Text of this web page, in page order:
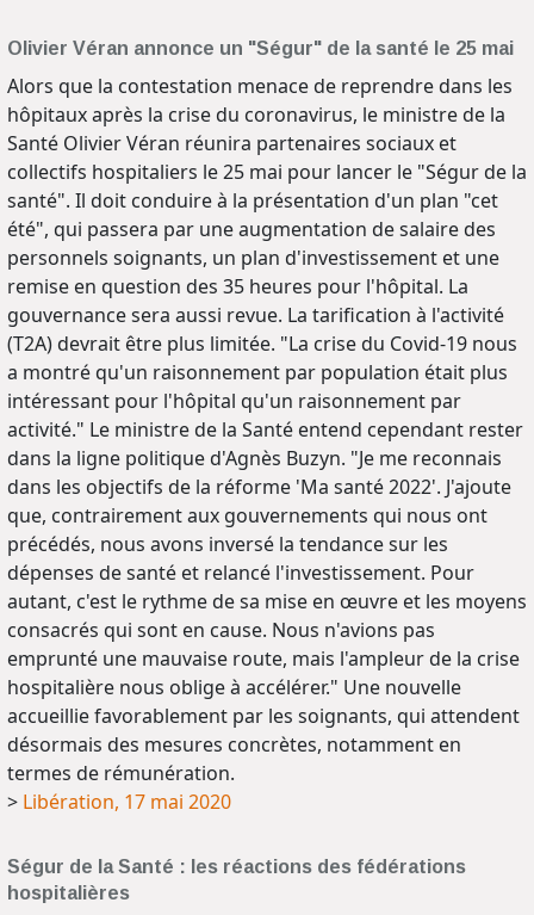
Olivier Véran annonce un "Ségur" de la santé le 25 mai
Alors que la contestation menace de reprendre dans les
hôpitaux après la crise du coronavirus, le ministre de la
Santé Olivier Véran réunira partenaires sociaux et
collectifs hospitaliers le 25 mai pour lancer le "Ségur de la
santé". Il doit conduire à la présentation d'un plan "cet
été", qui passera par une augmentation de salaire des
personnels soignants, un plan d'investissement et une
remise en question des 35 heures pour l'hôpital. La
gouvernance sera aussi revue. La tarification à l'activité
(T2A) devrait être plus limitée. "La crise du Covid-19 nous
a montré qu'un raisonnement par population était plus
intéressant pour l'hôpital qu'un raisonnement par
activité." Le ministre de la Santé entend cependant rester
dans la ligne politique d'Agnès Buzyn. "Je me reconnais
dans les objectifs de la réforme 'Ma santé 2022'. J'ajoute
que, contrairement aux gouvernements qui nous ont
précédés, nous avons inversé la tendance sur les
dépenses de santé et relancé l'investissement. Pour
autant, c'est le rythme de sa mise en œuvre et les moyens
consacrés qui sont en cause. Nous n'avions pas
emprunté une mauvaise route, mais l'ampleur de la crise
hospitalière nous oblige à accélérer." Une nouvelle
accueillie favorablement par les soignants, qui attendent
désormais des mesures concrètes, notamment en
termes de rémunération.
> Libération, 17 mai 2020
Ségur de la Santé : les réactions des fédérations
hospitalières